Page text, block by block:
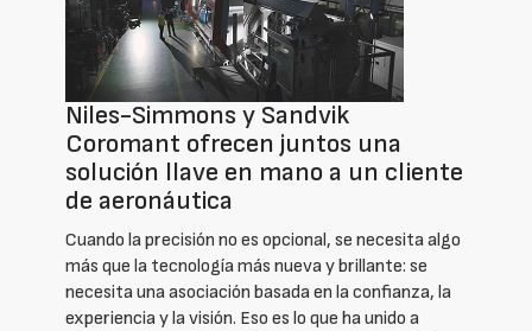
Niles-Simmons y Sandvik
Coromant ofrecen juntos una
solución llave en mano a un cliente
de aeronáutica
Cuando la precisión no es opcional, se necesita algo
más que la tecnología más nueva y brillante: se
necesita una asociación basada en la confianza, la
experiencia y la visión. Eso es lo que ha unido a